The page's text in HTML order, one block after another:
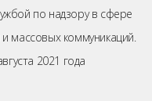
по надзору в сфере
массовых коммуникаций.
2021 года